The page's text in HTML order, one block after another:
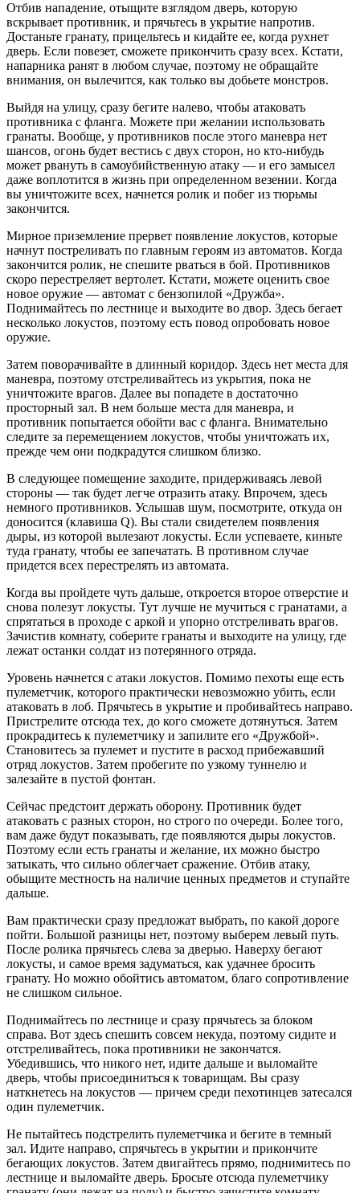
Отбив нападение, отыщите взглядом дверь, которую
вскрывает противник, и прячьтесь в укрытие напротив.
Достаньте гранату, прицельтесь и кидайте ее, когда рухнет
дверь. Если повезет, сможете прикончить сразу всех. Кстати,
напарника ранят в любом случае, поэтому не обращайте
внимания, он вылечится, как только вы добьете монстров.
Выйдя на улицу, сразу бегите налево, чтобы атаковать
противника с фланга. Можете при желании использовать
гранаты. Вообще, у противников после этого маневра нет
шансов, огонь будет вестись с двух сторон, но кто-нибудь
может рвануть в самоубийственную атаку — и его замысел
даже воплотится в жизнь при определенном везении. Когда
вы уничтожите всех, начнется ролик и побег из тюрьмы
закончится.
Мирное приземление прервет появление локустов, которые
начнут постреливать по главным героям из автоматов. Когда
закончится ролик, не спешите рваться в бой. Противников
скоро перестреляет вертолет. Кстати, можете оценить свое
новое оружие — автомат с бензопилой «Дружба».
Поднимайтесь по лестнице и выходите во двор. Здесь бегает
несколько локустов, поэтому есть повод опробовать новое
оружие.
Затем поворачивайте в длинный коридор. Здесь нет места для
маневра, поэтому отстреливайтесь из укрытия, пока не
уничтожите врагов. Далее вы попадете в достаточно
просторный зал. В нем больше места для маневра, и
противник попытается обойти вас с фланга. Внимательно
следите за перемещением локустов, чтобы уничтожать их,
прежде чем они подкрадутся слишком близко.
В следующее помещение заходите, придерживаясь левой
стороны — так будет легче отразить атаку. Впрочем, здесь
немного противников. Услышав шум, посмотрите, откуда он
доносится (клавиша Q). Вы стали свидетелем появления
дыры, из которой вылезают локусты. Если успеваете, киньте
туда гранату, чтобы ее запечатать. В противном случае
придется всех перестрелять из автомата.
Когда вы пройдете чуть дальше, откроется второе отверстие и
снова полезут локусты. Тут лучше не мучиться с гранатами, а
спрятаться в проходе с аркой и упорно отстреливать врагов.
Зачистив комнату, соберите гранаты и выходите на улицу, где
лежат останки солдат из потерянного отряда.
Уровень начнется с атаки локустов. Помимо пехоты еще есть
пулеметчик, которого практически невозможно убить, если
атаковать в лоб. Прячьтесь в укрытие и пробивайтесь направо.
Пристрелите отсюда тех, до кого сможете дотянуться. Затем
прокрадитесь к пулеметчику и запилите его «Дружбой».
Становитесь за пулемет и пустите в расход прибежавший
отряд локустов. Затем пробегите по узкому туннелю и
залезайте в пустой фонтан.
Сейчас предстоит держать оборону. Противник будет
атаковать с разных сторон, но строго по очереди. Более того,
вам даже будут показывать, где появляются дыры локустов.
Поэтому если есть гранаты и желание, их можно быстро
затыкать, что сильно облегчает сражение. Отбив атаку,
обыщите местность на наличие ценных предметов и ступайте
дальше.
Вам практически сразу предложат выбрать, по какой дороге
пойти. Большой разницы нет, поэтому выберем левый путь.
После ролика прячьтесь слева за дверью. Наверху бегают
локусты, и самое время задуматься, как удачнее бросить
гранату. Но можно обойтись автоматом, благо сопротивление
не слишком сильное.
Поднимайтесь по лестнице и сразу прячьтесь за блоком
справа. Вот здесь спешить совсем некуда, поэтому сидите и
отстреливайтесь, пока противники не закончатся.
Убедившись, что никого нет, идите дальше и выломайте
дверь, чтобы присоединиться к товарищам. Вы сразу
наткнетесь на локустов — причем среди пехотинцев затесался
один пулеметчик.
Не пытайтесь подстрелить пулеметчика и бегите в темный
зал. Идите направо, спрячьтесь в укрытии и прикончите
бегающих локустов. Затем двигайтесь прямо, поднимитесь по
лестнице и выломайте дверь. Бросьте отсюда пулеметчику